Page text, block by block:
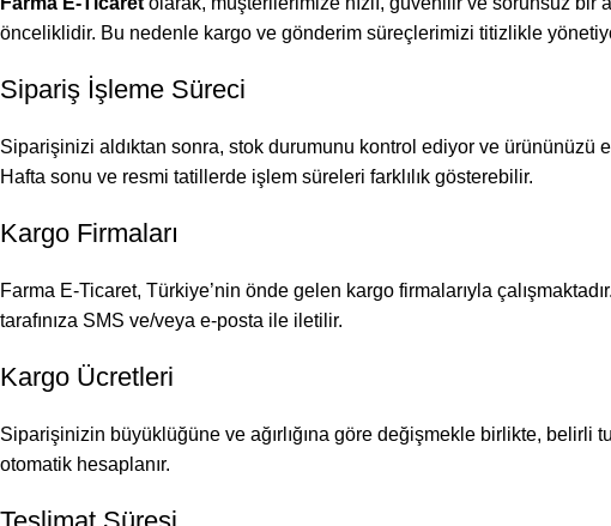
önceliklidir. Bu nedenle kargo ve gönderim süreçlerimizi titizlikle
Sipariş İşleme Süreci
Siparişinizi aldıktan sonra, stok durumunu kontrol ediyor ve ürününüzü
Hafta sonu ve resmi tatillerde işlem süreleri farklılık gösterebilir.
Kargo Firmaları
Farma E-Ticaret, Türkiye’nin önde gelen kargo firmalarıyla
tarafınıza SMS ve/veya e-posta ile iletilir.
Kargo Ücretleri
Siparişinizin büyüklüğüne ve ağırlığına göre değişmekle birlikte, belirli
otomatik hesaplanır.